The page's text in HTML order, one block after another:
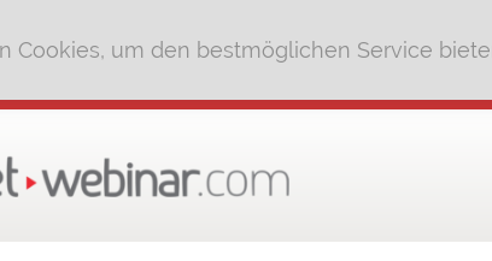
Cookies, um den bestmöglichen Service